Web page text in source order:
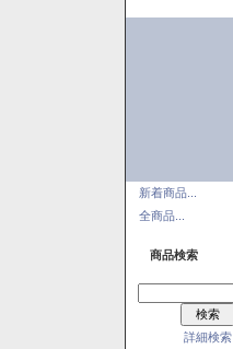
新着商品...
全商品...
商品検索
詳細検索